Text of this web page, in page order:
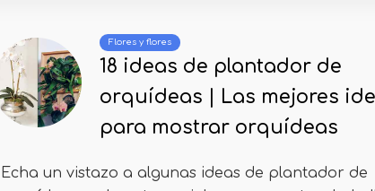
Flores y flores
18 ideas de plantador de
orquídeas | Las mejores
para mostrar orquídeas
Echa un vistazo a algunas ideas de plantador de